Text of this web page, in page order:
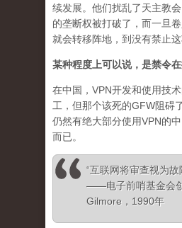
续发展。他们扰乱了天主教
的垄断权被打破了，而一旦
就会转移阵地，到没有禁止这
某种程度上可以说，是禁令在
在中国，VPN开发和使用技
工，但那个该死的GFW阻碍
仍然有绝大部分使用VPN的
而已。
“互联网将审查视为
——电子前哨基金会
Gilmore，1990年